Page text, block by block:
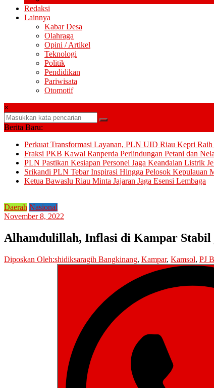
Redaksi
Lainnya
Kabar Desa
Olahraga
Opini / Artikel
Teknologi
Politik
Pendidikan
Pariwisata
Otomotif
×
Berita Baru:
Perkuat Transformasi Layanan, PLN UID Riau Kepri
Fraksi PKB Kawal Ranperda Perlindungan Petani dan
PLN Pastikan Kesiapan Personel Jaga Keandalan Listrik
Srikandi PLN Tebar Inspirasi Hingga Pelosok Kepulauan
Ketua Bawaslu Riau Minta Jajaran Jaga Esensi Lembaga
Daerah Nasional
November 8, 2022
Alhamdulillah, Inflasi di Kampar
Diposkan Oleh:shidiksaragih Bangkinang, Kampar, Kamsol, PJ